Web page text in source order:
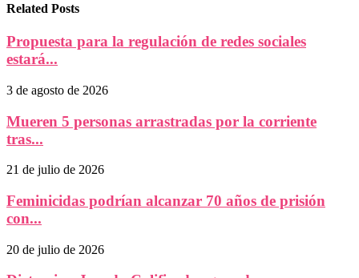
Related Posts
Propuesta para la regulación de redes sociales
estará...
3 de agosto de 2026
Mueren 5 personas arrastradas por la corriente
tras...
21 de julio de 2026
Feminicidas podrían alcanzar 70 años de prisión
con...
20 de julio de 2026